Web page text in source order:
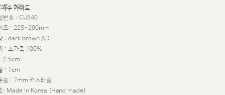
치수 가이드
트 : 003
번호 : CU540
즈 : 225~290mm
: dark brown AD
: 소가죽 100%
2.5cm
: 1cm
솔 : 7mm 카스타솔
: Made In Korea (Hand made)